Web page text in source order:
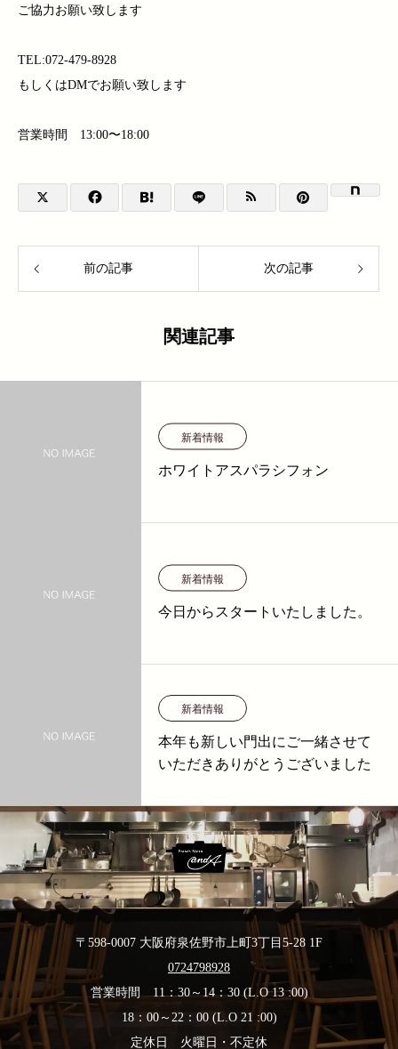
ご協力お願い致します
TEL:072-479-8928
もしくはDMでお願い致します
営業時間 13:00〜18:00
前の記事 次の記事
関連記事
新着情報
ホワイトアスパラシフォン
新着情報
今日からスタートいたしました。
新着情報
本年も新しい門出にご一緒させて
いただきありがとうございました
〒598-0007 大阪府泉佐野市上町3丁目5-28 1F
0724798928
営業時間 11：30～14：30 (L.O 13 :00)
18：00～22：00 (L.O 21 :00)
定休日 火曜日・不定休